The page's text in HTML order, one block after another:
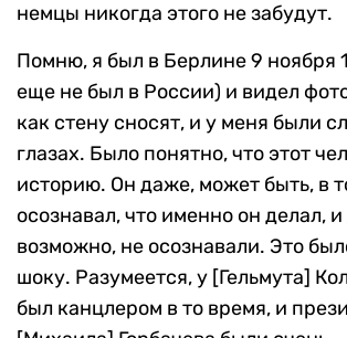
немцы никогда этого не забудут.
Помню, я был в Берлине 9 ноября
еще не был в России) и видел
как стену сносят, и у меня были
глазах. Было понятно, что этот
историю. Он даже, может быть, в
осознавал, что именно он делал,
возможно, не осознавали. Это
шоку. Разумеется, у [Гельмута]
был канцлером в то время, и